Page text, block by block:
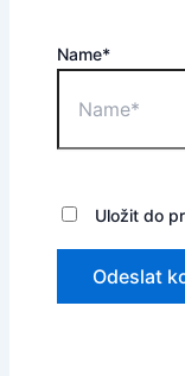
Name*
Uložit do